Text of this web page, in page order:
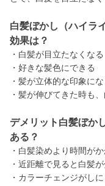
白髪ぼかし（ハイラ
効果は？
・白髪が目立たなくなる
・好きな髪色にできる
・髪が立体的な印象に
・髪が伸びてきた時も
デメリット白髪ぼか
ある？
・白髪染めより時間がか
・近距離で見ると白髪
・カラーチェンジがし